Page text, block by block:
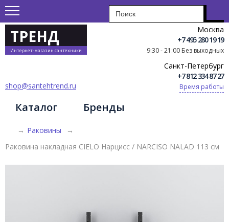
ТРЕНД
Интернет-магазин сантехники
Москва
+7 495 280 19 19
9:30 - 21:00 Без выходных
Санкт-Петербург
+7 812 334 87 27
Время работы
shop@santehtrend.ru
Каталог Бренды
→ Раковины
→
Раковина накладная CIELO Нарцисс / NARCISO NALAD 113 см